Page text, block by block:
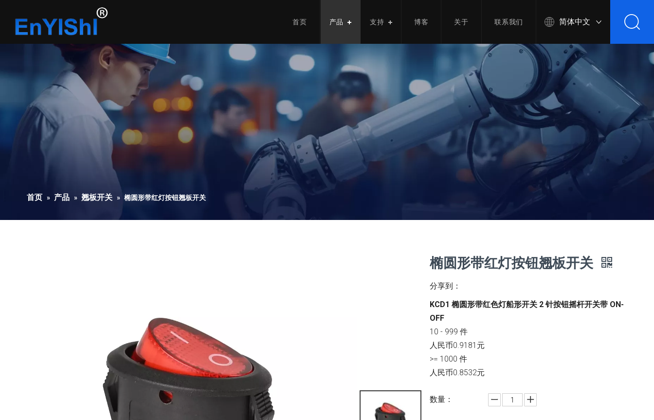
首页 产品 支持 博客 关于 联系我们 简体中文
首页 » 产品 » 翘板开关 » 椭圆形带红灯按钮翘板开关
椭圆形带红灯按钮翘板开关
分享到：
KCD1 椭圆形带红色灯船形开关 2 针按钮摇杆开关带 ON-
OFF
10 - 999 件
人民币0.9181元
>= 1000 件
人民币0.8532元
数量：